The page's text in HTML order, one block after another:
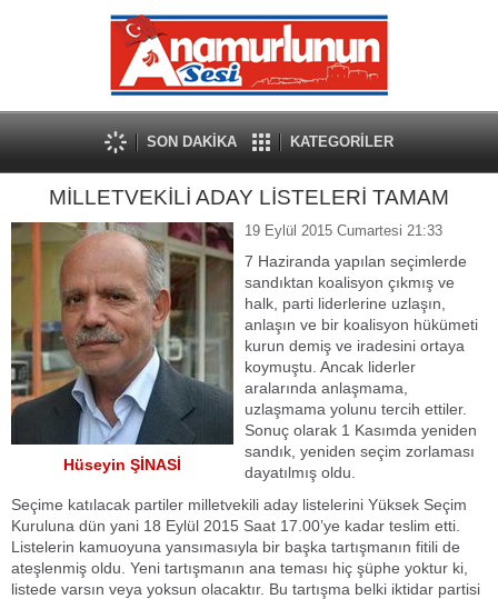
SON DAKİKA KATEGORİLER
MİLLETVEKİLİ ADAY LİSTELERİ TAMAM
Hüseyin ŞİNASİ
19 Eylül 2015 Cumartesi 21:33
7 Haziranda yapılan seçimlerde
sandıktan koalisyon çıkmış ve
halk, parti liderlerine uzlaşın,
anlaşın ve bir koalisyon hükümeti
kurun demiş ve iradesini ortaya
koymuştu. Ancak liderler
aralarında anlaşmama,
uzlaşmama yolunu tercih ettiler.
Sonuç olarak 1 Kasımda yeniden
sandık, yeniden seçim zorlaması
dayatılmış oldu.
Seçime katılacak partiler milletvekili aday listelerini Yüksek Seçim
Kuruluna dün yani 18 Eylül 2015 Saat 17.00’ye kadar teslim etti.
Listelerin kamuoyuna yansımasıyla bir başka tartışmanın fitili de
ateşlenmiş oldu. Yeni tartışmanın ana teması hiç şüphe yoktur ki,
listede varsın veya yoksun olacaktır. Bu tartışma belki iktidar partisi